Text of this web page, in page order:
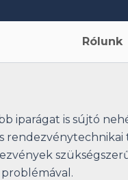
Rólunk
is sújtó